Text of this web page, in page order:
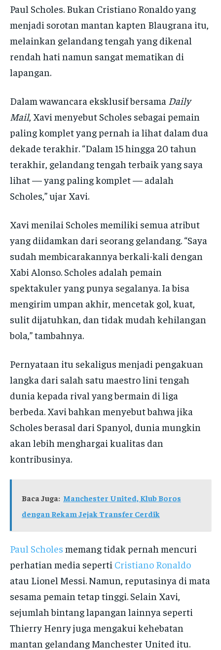
Paul Scholes. Bukan Cristiano Ronaldo yang
menjadi sorotan mantan kapten Blaugrana itu,
melainkan gelandang tengah yang dikenal
rendah hati namun sangat mematikan di
lapangan.
Dalam wawancara eksklusif bersama Daily
Mail, Xavi menyebut Scholes sebagai pemain
paling komplet yang pernah ia lihat dalam dua
dekade terakhir. “Dalam 15 hingga 20 tahun
terakhir, gelandang tengah terbaik yang saya
lihat — yang paling komplet — adalah
Scholes,” ujar Xavi.
Xavi menilai Scholes memiliki semua atribut
yang diidamkan dari seorang gelandang. “Saya
sudah membicarakannya berkali-kali dengan
Xabi Alonso. Scholes adalah pemain
spektakuler yang punya segalanya. Ia bisa
mengirim umpan akhir, mencetak gol, kuat,
sulit dijatuhkan, dan tidak mudah kehilangan
bola,” tambahnya.
Pernyataan itu sekaligus menjadi pengakuan
langka dari salah satu maestro lini tengah
dunia kepada rival yang bermain di liga
berbeda. Xavi bahkan menyebut bahwa jika
Scholes berasal dari Spanyol, dunia mungkin
akan lebih menghargai kualitas dan
kontribusinya.
Baca Juga: Manchester United, Klub Boros
dengan Rekam Jejak Transfer Cerdik
Paul Scholes memang tidak pernah mencuri
perhatian media seperti Cristiano Ronaldo
atau Lionel Messi. Namun, reputasinya di mata
sesama pemain tetap tinggi. Selain Xavi,
sejumlah bintang lapangan lainnya seperti
Thierry Henry juga mengakui kehebatan
mantan gelandang Manchester United itu.